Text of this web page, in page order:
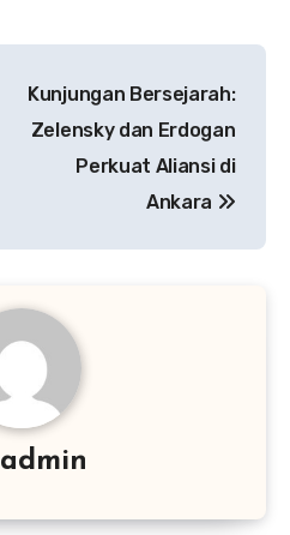
Kunjungan Bersejarah:
Zelensky dan Erdogan
Perkuat Aliansi di
Ankara
admin